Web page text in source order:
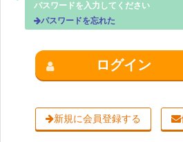
パスワードを入力してください
パスワードを忘れた
ログイン
新規に会員登録する